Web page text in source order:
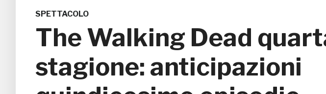
SPETTACOLO
The Walking Dead
stagione: anticipazioni